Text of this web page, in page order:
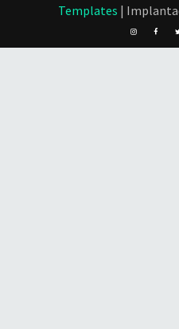
Templates |